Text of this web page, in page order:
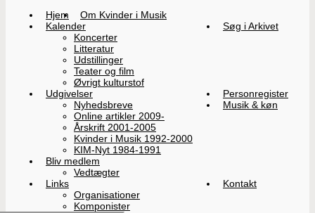
Hjem
Om Kvinder i Musik
Kalender
Koncerter
Litteratur
Udstillinger
Teater og film
Øvrigt kulturstof
Søg i Arkivet
Udgivelser
Nyhedsbreve
Online artikler 2009-
Årskrift 2001-2005
Kvinder i Musik 1992-2000
KIM-Nyt 1984-1991
Personregister
Musik & køn
Bliv medlem
Vedtægter
Links
Organisationer
Komponister
Kontakt